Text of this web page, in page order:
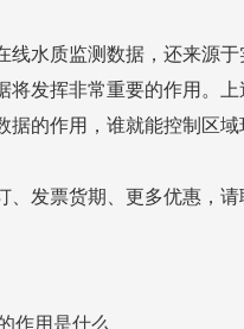
水质监测数据，还来源
将发挥非常重要的作用。
的作用，谁就能控制区域
、发票货期、更多优惠，请
作用是什么